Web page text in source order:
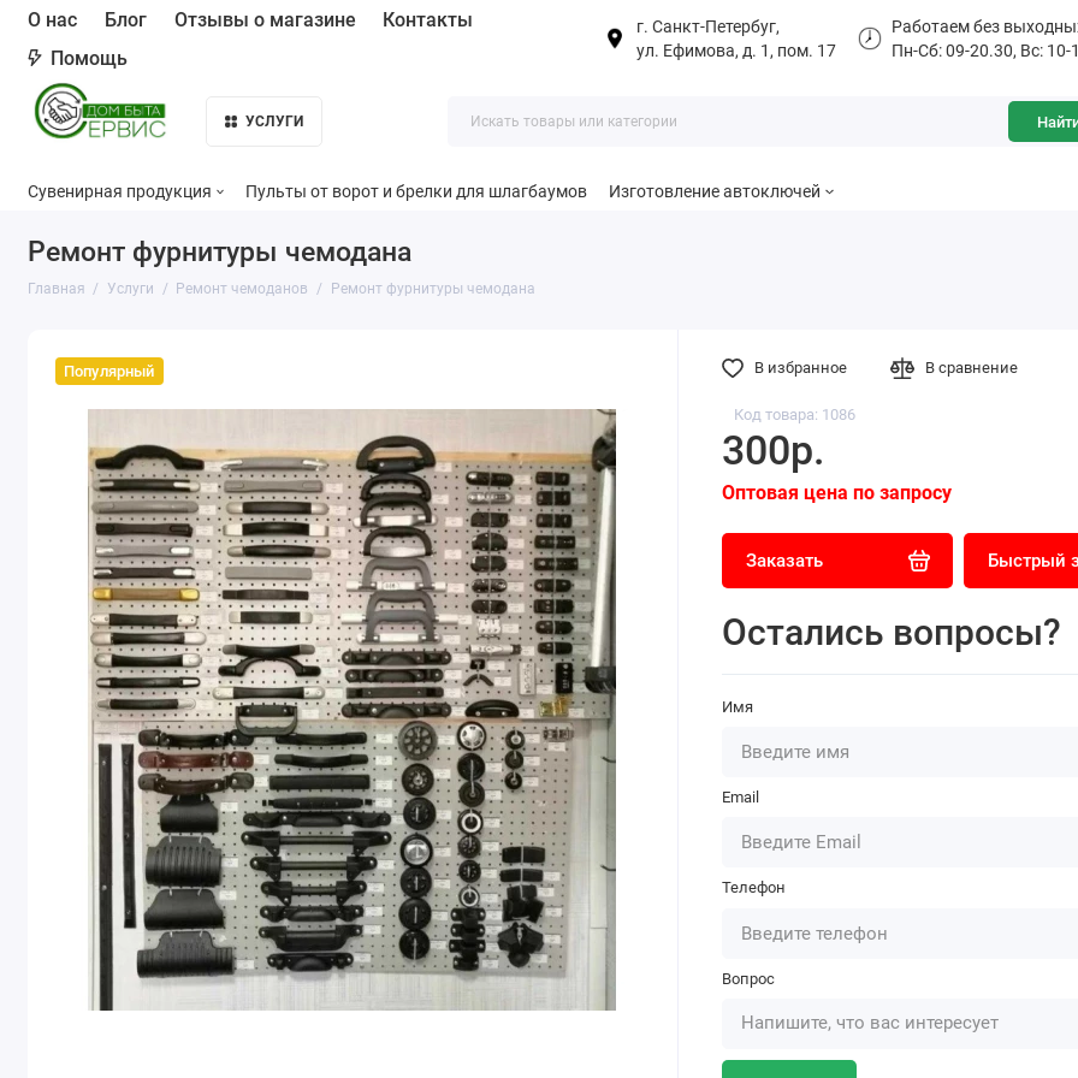
О нас Блог Отзывы о магазине
Контакты
Помощь
г. Санкт-Петербуг,
ул. Ефимова, д. 1, пом. 17
Работаем без
Пн-Сб: 09-20.30, Вс: 10-
УСЛУГИ
Сувенирная продукция Пульты от ворот и брелки для шлагбаумов Изготовление автоключей
Ремонт фурнитуры чемодана
Главная Услуги Ремонт чемоданов Ремонт фурнитуры чемодана
Популярный
Код товара: 1086
300р.
Оптовая цена по запросу
Заказать Быстрый
Остались вопросы?
Имя
Email
Телефон
Вопрос
В избранное В сравнение